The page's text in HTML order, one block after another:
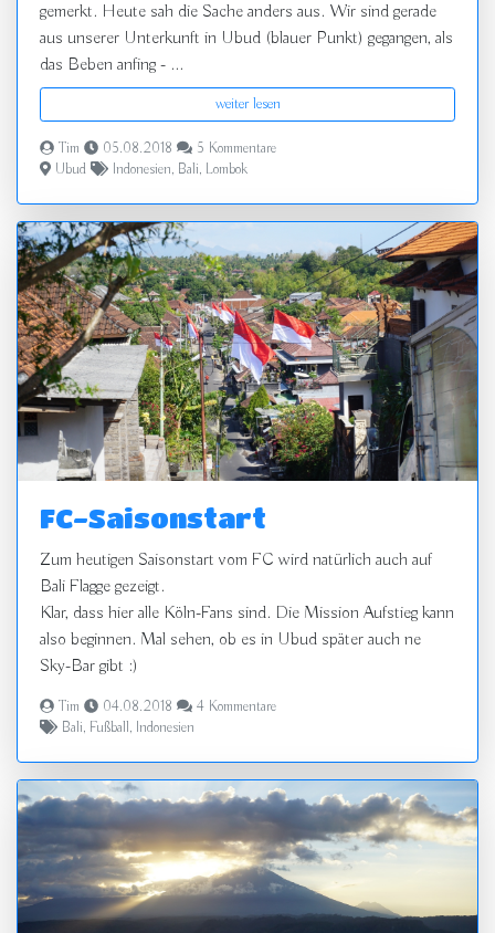
gemerkt. Heute sah die Sache anders aus. Wir sind gerade
aus unserer Unterkunft in Ubud (blauer Punkt) gegangen, als
das Beben anfing - ...
weiter lesen
Tim 05.08.2018
5 Kommentare
Ubud
Indonesien, Bali, Lombok
FC-Saisonstart
Zum heutigen Saisonstart vom FC wird natürlich auch auf
Bali Flagge gezeigt.
Klar, dass hier alle Köln-Fans sind. Die Mission Aufstieg kann
also beginnen. Mal sehen, ob es in Ubud später auch ne
Sky-Bar gibt :)
Tim 04.08.2018
4 Kommentare
Bali, Fußball, Indonesien